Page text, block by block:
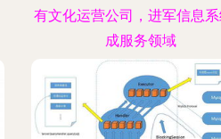
有文化运营公司，进军信息
成服务领域